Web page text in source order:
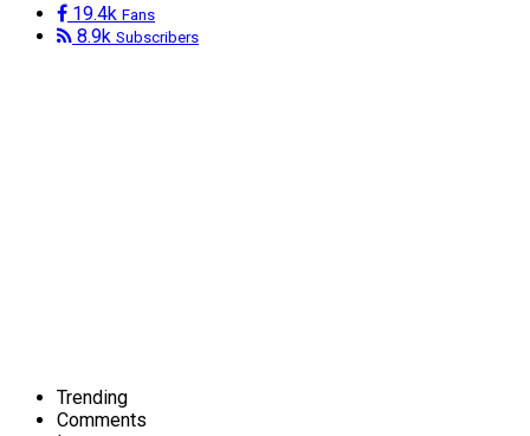
19.4k Fans
8.9k Subscribers
Trending
Comments